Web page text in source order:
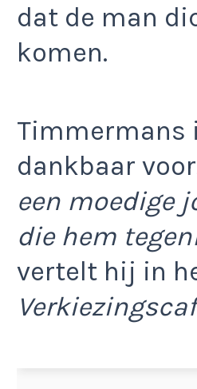
dat de man
komen.
Timmermans
dankbaar
een moedige
die hem
vertelt hij in